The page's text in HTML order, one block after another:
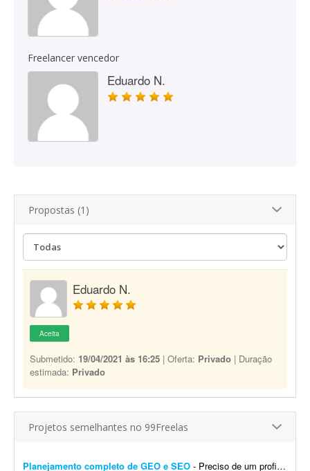
Freelancer vencedor
Eduardo N.
Propostas (1)
Eduardo N.
Aceita
Submetido: 19/04/2021 às 16:25 | Oferta: Privado | Duração
estimada: Privado
Projetos semelhantes no 99Freelas
Planejamento completo de GEO e SEO - Preciso de um profissional com entendimento de SEO e GEO para análise completa da minha marca online. A entrega deverá ser um planejamento estratégico completo, com pontos de a...